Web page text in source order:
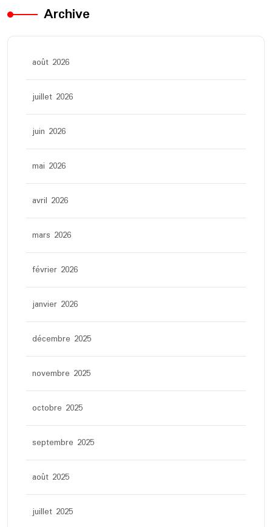
Archive
août 2026
juillet 2026
juin 2026
mai 2026
avril 2026
mars 2026
février 2026
janvier 2026
décembre 2025
novembre 2025
octobre 2025
septembre 2025
août 2025
juillet 2025